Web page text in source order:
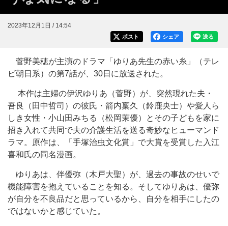
2023年12月1日 / 14:54
送る
シェア
ポスト
菅野美穂が主演のドラマ「ゆりあ先生の赤い糸」（テレ
ビ朝日系）の第7話が、30日に放送された。
本作は主婦の伊沢ゆりあ（菅野）が、突然現れた夫・
吾良（田中哲司）の彼氏・箭内稟久（鈴鹿央士）や愛人ら
しき女性・⼩⼭⽥みちる（松岡茉優）とその子どもを家に
招き入れて共同で夫の介護生活を送る奇妙なヒューマンド
ラマ。原作は、「手塚治虫文化賞」で大賞を受賞した入江
喜和氏の同名漫画。
ゆりあは、伴優弥（木戸大聖）が、過去の事故のせいで
機能障害を抱えていることを知る。そしてゆりあは、優弥
が自分を不良品だと思っているから、自分を相手にしたの
ではないかと感じていた。